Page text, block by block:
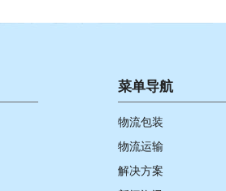
菜单导航
物流包装
物流运输
解决方案